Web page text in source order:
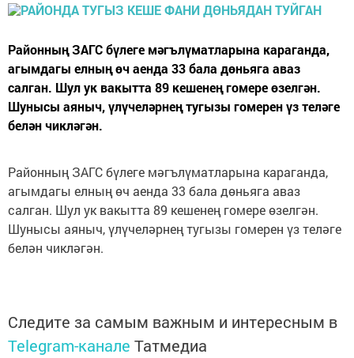
Районның ЗАГС бүлеге мәгълүматларына караганда,
агымдагы елның өч аенда 33 бала дөньяга аваз
салган. Шул ук вакытта 89 кешенең гомере өзелгән.
Шунысы аяныч, үлүчеләрнең тугызы гомерен үз теләге
белән чикләгән.
Районның ЗАГС бүлеге мәгълүматларына караганда,
агымдагы елның өч аенда 33 бала дөньяга аваз
салган. Шул ук вакытта 89 кешенең гомере өзелгән.
Шунысы аяныч, үлүчеләрнең тугызы гомерен үз теләге
белән чикләгән.
Следите за самым важным и интересным в
Telegram-канале Татмедиа